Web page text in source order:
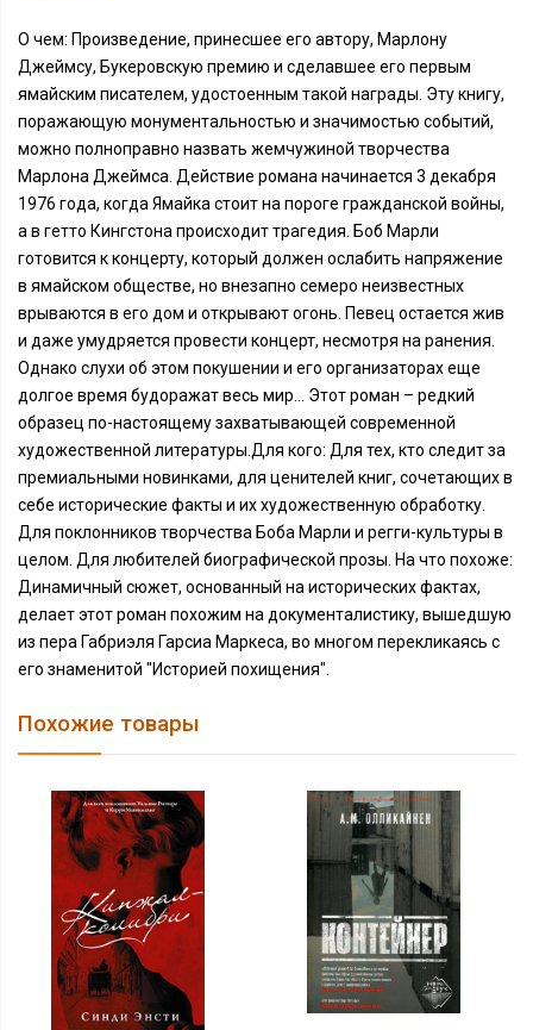
О чем: Произведение, принесшее его автору, Марлону
Джеймсу, Букеровскую премию и сделавшее его первым
ямайским писателем, удостоенным такой награды. Эту книгу,
поражающую монументальностью и значимостью событий,
можно полноправно назвать жемчужиной творчества
Марлона Джеймса. Действие романа начинается 3 декабря
1976 года, когда Ямайка стоит на пороге гражданской войны,
а в гетто Кингстона происходит трагедия. Боб Марли
готовится к концерту, который должен ослабить напряжение
в ямайском обществе, но внезапно семеро неизвестных
врываются в его дом и открывают огонь. Певец остается жив
и даже умудряется провести концерт, несмотря на ранения.
Однако слухи об этом покушении и его организаторах еще
долгое время будоражат весь мир… Этот роман – редкий
образец по-настоящему захватывающей современной
художественной литературы.Для кого: Для тех, кто следит за
премиальными новинками, для ценителей книг, сочетающих в
себе исторические факты и их художественную обработку.
Для поклонников творчества Боба Марли и регги-культуры в
целом. Для любителей биографической прозы. На что похоже:
Динамичный сюжет, основанный на исторических фактах,
делает этот роман похожим на документалистику, вышедшую
из пера Габриэля Гарсиа Маркеса, во многом перекликаясь с
его знаменитой "Историей похищения".
Похожие товары